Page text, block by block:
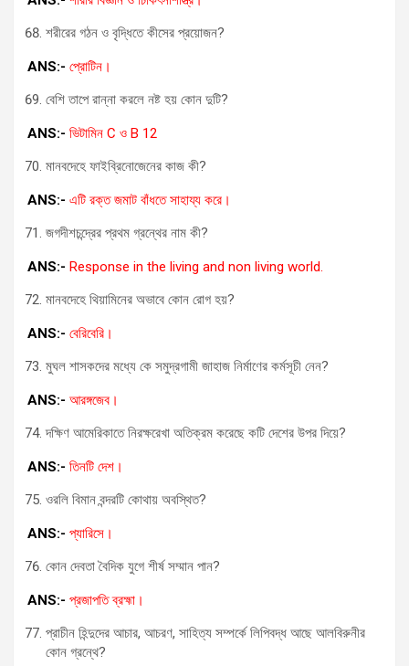
শরীরের গঠন ও বৃদ্ধিতে কীসের প্রয়োজন?
ANS:- প্রোটিন।
বেশি তাপে রান্না করলে নষ্ট হয় কোন দুটি?
ANS:- ভিটামিন C ও B 12
মানবদেহে ফাইব্রিনোজেনের কাজ কী?
ANS:- এটি রক্ত জমাট বাঁধতে সাহায্য করে।
জগদীশচন্দ্রের প্রথম গ্রন্থের নাম কী?
ANS:- Response in the living and non living world.
মানবদেহে থিয়ামিনের অভাবে কোন রোগ হয়?
ANS:- বেরিবেরি।
মুঘল শাসকদের মধ্যে কে সমুদ্রগামী জাহাজ নির্মাণের কর্মসূচী নেন?
ANS:- আরঙ্গজেব।
দক্ষিণ আমেরিকাতে নিরক্ষরেখা অতিক্রম করেছে কটি দেশের উপর দিয়ে?
ANS:- তিনটি দেশ।
ওরলি বিমান বন্দরটি কোথায় অবস্থিত?
ANS:- প্যারিসে।
কোন দেবতা বৈদিক যুগে শীর্ষ সম্মান পান?
ANS:- প্রজাপতি ব্রহ্মা।
প্রাচীন হিন্দুদের আচার, আচরণ, সাহিত্য সম্পর্কে লিপিবদ্ধ আছে আলবিরুনীর
কোন গ্রন্থে?